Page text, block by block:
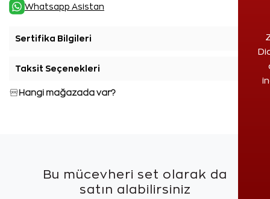
Whatsapp Asistan
Sertifika Bilgileri
Taksit Seçenekleri
Hangi mağazada var?
Bu mücevheri set olarak da
satın alabilirsiniz